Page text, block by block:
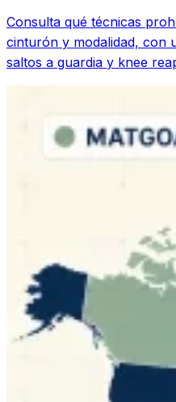
Consulta qué técnicas
cinturón y modalidad, con
saltos a guardia y knee